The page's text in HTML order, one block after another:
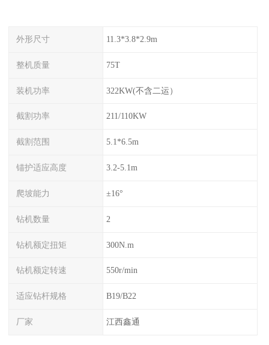
外形尺寸 11.3*3.8*2.9m
整机质量 75T
装机功率 322KW(不含二运）
截割功率 211/110KW
截割范围 5.1*6.5m
锚护适应高度 3.2-5.1m
爬坡能力 ±16°
钻机数量 2
钻机额定扭矩 300N.m
钻机额定转速 550r/min
适应钻杆规格 B19/B22
厂家 江西鑫通